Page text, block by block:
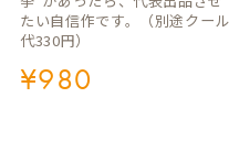
たい自信作です。（別途クール
代330円）
¥980